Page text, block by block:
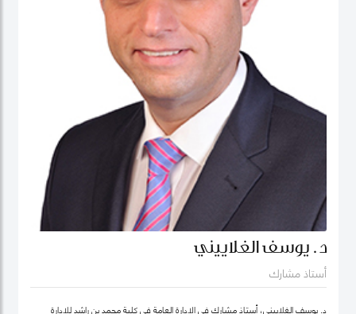
د. يوسف الغلاييني
أستاذ مشارك
د. يوسف الغلاييني، أستاذ مشارك في الإدارة العامة في كلية محمد بن راشد للإدارة